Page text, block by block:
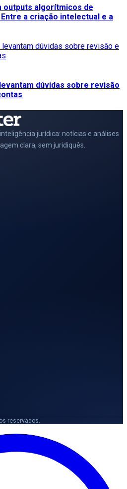
outputs algorítmicos de
a criação intelectual e a
dúvidas sobre revisão
jurídica: notícias e análises
clara, sem juridiquês.
reservados.